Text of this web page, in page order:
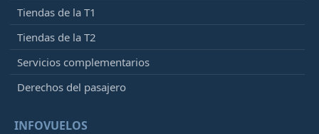
Tiendas de la T1
Tiendas de la T2
Servicios complementarios
Derechos del pasajero
INFOVUELOS